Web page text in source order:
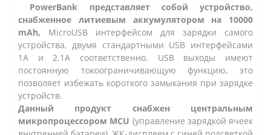
PowerBank представляет собой устройство,
снабженное литиевым аккумулятором на 10000
mAh, MicroUSB интерфейсом для зарядки самого
устройства, двумя стандартными USB интерфейсами
1А и 2.1А соответственно. USB выходы имеют
постоянную токоограничивающую функцию, это
позволяет избежать короткого замыкания при зарядке
устройств.
Данный продукт снабжен центральным
микропроцессором MCU (управление зарядкой ячеек